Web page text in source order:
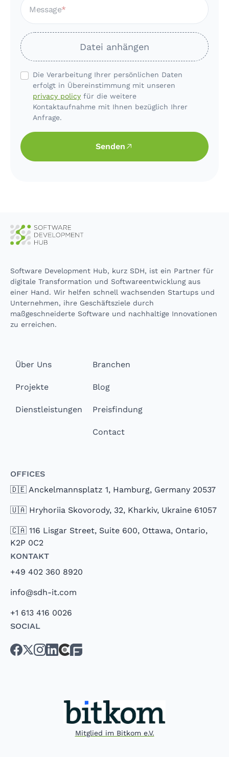
Message
Datei anhängen
Die Verarbeitung Ihrer persönlichen Daten
erfolgt in Übereinstimmung mit unseren
privacy policy für die weitere
Kontaktaufnahme mit Ihnen bezüglich Ihrer
Anfrage.
Senden
Software Development Hub, kurz SDH, ist ein Partner für
digitale Transformation und Softwareentwicklung aus
einer Hand. Wir helfen schnell wachsenden Startups und
Unternehmen, ihre Geschäftsziele durch
maßgeschneiderte Software und nachhaltige Innovationen
zu erreichen.
Über Uns
Projekte
Dienstleistungen
Branchen
Blog
Preisfindung
Contact
Offices
🇩🇪 Anckelmannsplatz 1, Hamburg, Germany 20537
🇺🇦 Hryhoriia Skovorody, 32, Kharkiv, Ukraine 61057
🇨🇦 116 Lisgar Street, Suite 600, Ottawa, Ontario,
K2P 0C2
Kontakt
+49 402 360 8920
info@sdh-it.com
+1 613 416 0026
Social
Mitglied im Bitkom e.V.